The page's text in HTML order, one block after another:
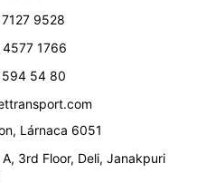
9528
1766
54 80
, Lárnaca 6051
3rd Floor, Deli,Janakpuri